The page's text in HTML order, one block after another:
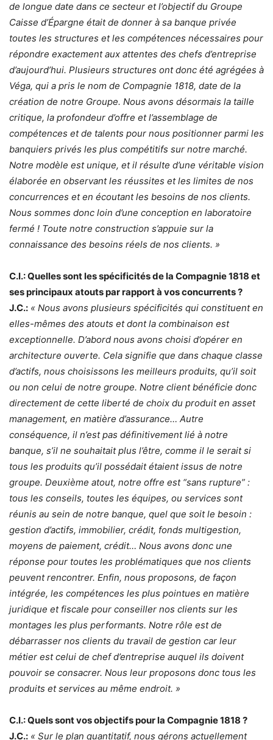
de longue date dans ce secteur et l’objectif du Groupe
Caisse d’Épargne était de donner à sa banque privée
toutes les structures et les compétences nécessaires pour
répondre exactement aux attentes des chefs d’entreprise
d’aujourd’hui. Plusieurs structures ont donc été agrégées à
Véga, qui a pris le nom de Compagnie 1818, date de la
création de notre Groupe. Nous avons désormais la taille
critique, la profondeur d’offre et l’assemblage de
compétences et de talents pour nous positionner parmi les
banquiers privés les plus compétitifs sur notre marché.
Notre modèle est unique, et il résulte d’une véritable vision
élaborée en observant les réussites et les limites de nos
concurrences et en écoutant les besoins de nos clients.
Nous sommes donc loin d’une conception en laboratoire
fermé ! Toute notre construction s’appuie sur la
connaissance des besoins réels de nos clients. »
C.I.: Quelles sont les spécificités de la Compagnie 1818 et
ses principaux atouts par rapport à vos concurrents ?
J.C.: « Nous avons plusieurs spécificités qui constituent en
elles-mêmes des atouts et dont la combinaison est
exceptionnelle. D’abord nous avons choisi d’opérer en
architecture ouverte. Cela signifie que dans chaque classe
d’actifs, nous choisissons les meilleurs produits, qu’il soit
ou non celui de notre groupe. Notre client bénéficie donc
directement de cette liberté de choix du produit en asset
management, en matière d’assurance… Autre
conséquence, il n’est pas définitivement lié à notre
banque, s’il ne souhaitait plus l’être, comme il le serait si
tous les produits qu’il possédait étaient issus de notre
groupe. Deuxième atout, notre offre est “sans rupture” :
tous les conseils, toutes les équipes, ou services sont
réunis au sein de notre banque, quel que soit le besoin :
gestion d’actifs, immobilier, crédit, fonds multigestion,
moyens de paiement, crédit… Nous avons donc une
réponse pour toutes les problématiques que nos clients
peuvent rencontrer. Enfin, nous proposons, de façon
intégrée, les compétences les plus pointues en matière
juridique et fiscale pour conseiller nos clients sur les
montages les plus performants. Notre rôle est de
débarrasser nos clients du travail de gestion car leur
métier est celui de chef d’entreprise auquel ils doivent
pouvoir se consacrer. Nous leur proposons donc tous les
produits et services au même endroit. »
C.I.: Quels sont vos objectifs pour la Compagnie 1818 ?
J.C.: « Sur le plan quantitatif, nous gérons actuellement